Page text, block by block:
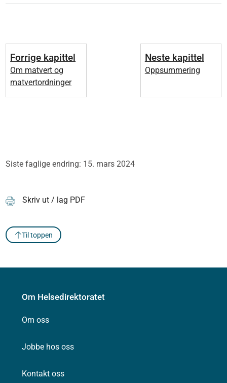
Forrige kapittel
Om matvert og
matvertordninger
Neste kapittel
Oppsummering
Siste faglige endring: 15. mars 2024
Skriv ut / lag PDF
Til toppen
Om Helsedirektoratet
Om oss
Jobbe hos oss
Kontakt oss